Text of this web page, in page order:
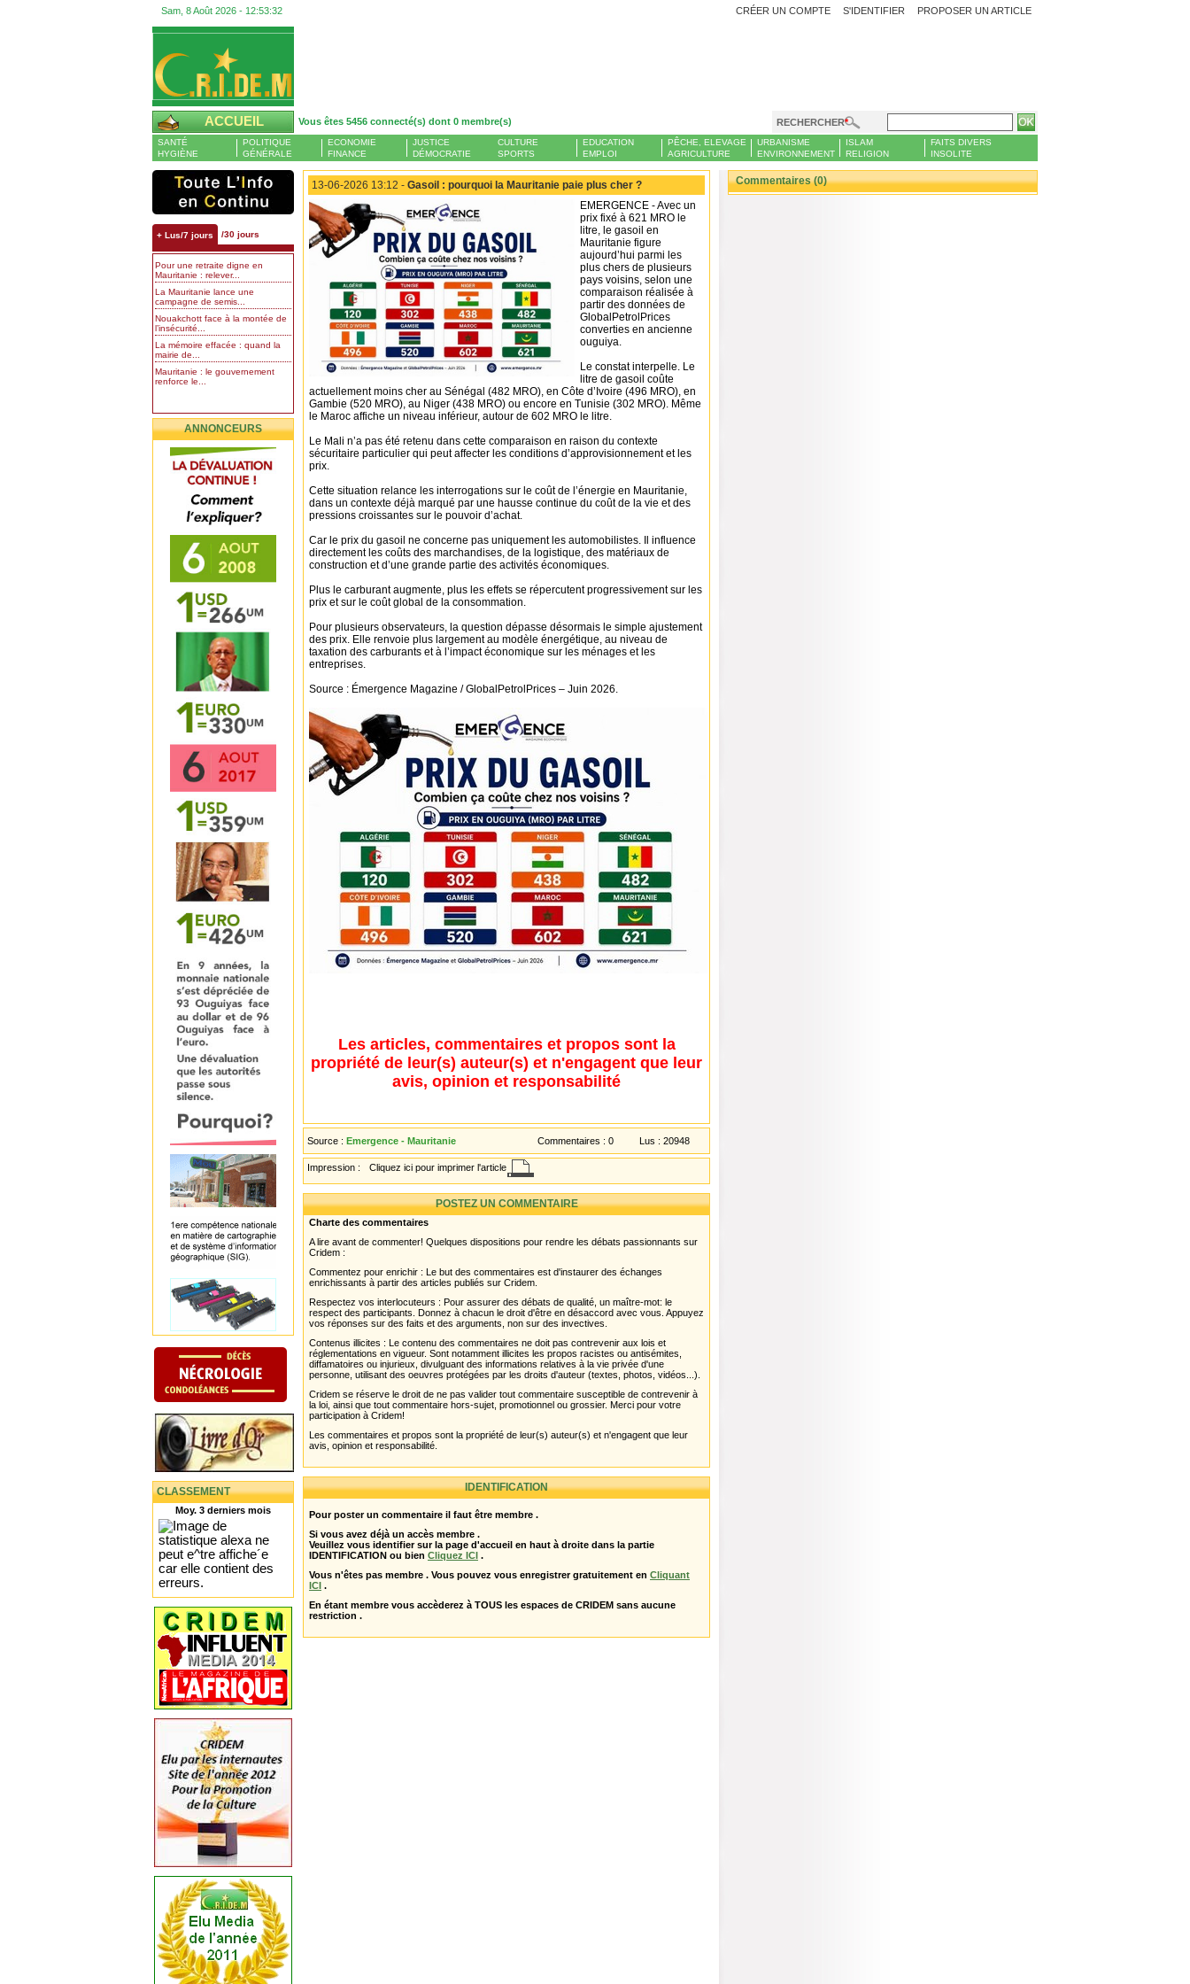
Sam, 8 Août 2026 - 12:53:33 PROPOSER UN ARTICLE
CRÉER UN COMPTE S'IDENTIFIER
ACCUEIL Vous êtes 5456 connecté(s) dont 0 membre(s) RECHERCHER
SANTÉ
HYGIÈNE
POLITIQUE
GÉNÉRALE
ECONOMIE
FINANCE
JUSTICE
DÉMOCRATIE
CULTURE
SPORTS
EDUCATION
EMPLOI
PÊCHE, ELEVAGE
AGRICULTURE
URBANISME
ENVIRONNEMENT
ISLAM
RELIGION
FAITS DIVERS
INSOLITE
+ Lus/7 jours /30 jours
Pour une retraite digne en
Mauritanie : relever...
La Mauritanie lance une
campagne de semis...
Nouakchott face à la montée de
l’insécurité...
La mémoire effacée : quand la
mairie de...
Mauritanie : le gouvernement
renforce le...
ANNONCEURS
CLASSEMENT
Moy. 3 derniers mois
13-06-2026 13:12 - Gasoil : pourquoi la Mauritanie paie plus cher ?
EMERGENCE - Avec un
prix fixé à 621 MRO le
litre, le gasoil en
Mauritanie figure
aujourd’hui parmi les
plus chers de plusieurs
pays voisins, selon une
comparaison réalisée à
partir des données de
GlobalPetrolPrices
converties en ancienne
ouguiya.
Le constat interpelle. Le
litre de gasoil coûte
actuellement moins cher au Sénégal (482 MRO), en Côte d’Ivoire (496 MRO), en
Gambie (520 MRO), au Niger (438 MRO) ou encore en Tunisie (302 MRO). Même
le Maroc affiche un niveau inférieur, autour de 602 MRO le litre.
Le Mali n’a pas été retenu dans cette comparaison en raison du contexte
sécuritaire particulier qui peut affecter les conditions d’approvisionnement et les
prix.
Cette situation relance les interrogations sur le coût de l’énergie en Mauritanie,
dans un contexte déjà marqué par une hausse continue du coût de la vie et des
pressions croissantes sur le pouvoir d’achat.
Car le prix du gasoil ne concerne pas uniquement les automobilistes. Il influence
directement les coûts des marchandises, de la logistique, des matériaux de
construction et d’une grande partie des activités économiques.
Plus le carburant augmente, plus les effets se répercutent progressivement sur les
prix et sur le coût global de la consommation.
Pour plusieurs observateurs, la question dépasse désormais le simple ajustement
des prix. Elle renvoie plus largement au modèle énergétique, au niveau de
taxation des carburants et à l’impact économique sur les ménages et les
entreprises.
Source : Émergence Magazine / GlobalPetrolPrices – Juin 2026.
Les articles, commentaires et propos sont la
propriété de leur(s) auteur(s) et n'engagent que leur
avis, opinion et responsabilité
Source : Emergence - Mauritanie Commentaires : 0 Lus : 20948
Impression : Cliquez ici pour imprimer l'article
POSTEZ UN COMMENTAIRE
Charte des commentaires
A lire avant de commenter! Quelques dispositions pour rendre les débats passionnants sur
Cridem :
Commentez pour enrichir : Le but des commentaires est d'instaurer des échanges
enrichissants à partir des articles publiés sur Cridem.
Respectez vos interlocuteurs : Pour assurer des débats de qualité, un maître-mot: le
respect des participants. Donnez à chacun le droit d'être en désaccord avec vous. Appuyez
vos réponses sur des faits et des arguments, non sur des invectives.
Contenus illicites : Le contenu des commentaires ne doit pas contrevenir aux lois et
réglementations en vigueur. Sont notamment illicites les propos racistes ou antisémites,
diffamatoires ou injurieux, divulguant des informations relatives à la vie privée d'une
personne, utilisant des oeuvres protégées par les droits d'auteur (textes, photos, vidéos...).
Cridem se réserve le droit de ne pas valider tout commentaire susceptible de contrevenir à
la loi, ainsi que tout commentaire hors-sujet, promotionnel ou grossier. Merci pour votre
participation à Cridem!
Les commentaires et propos sont la propriété de leur(s) auteur(s) et n'engagent que leur
avis, opinion et responsabilité.
IDENTIFICATION
Pour poster un commentaire il faut être membre .
Si vous avez déjà un accès membre .
Veuillez vous identifier sur la page d'accueil en haut à droite dans la partie
IDENTIFICATION ou bien Cliquez ICI .
Vous n'êtes pas membre . Vous pouvez vous enregistrer gratuitement en Cliquant
ICI .
En étant membre vous accèderez à TOUS les espaces de CRIDEM sans aucune
restriction .
Commentaires (0)